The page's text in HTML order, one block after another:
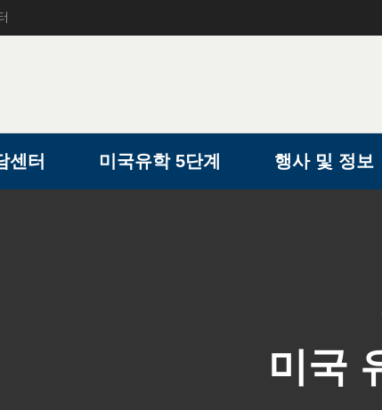
센터 미국유학 5단계 행사 및 정보
미국